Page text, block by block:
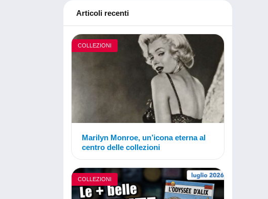
Articoli recenti
COLLEZIONI
Marilyn Monroe, un’icona eterna al
centro delle collezioni
COLLEZIONI